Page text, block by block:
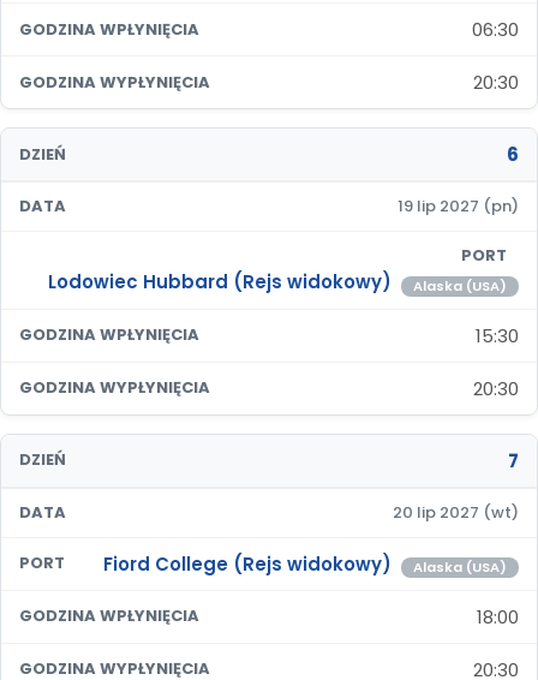
GODZINA WPŁYNIĘCIA 06:30
GODZINA WYPŁYNIĘCIA 20:30
DZIEŃ 6
DATA 19 lip 2027 (pn)
PORT
Lodowiec Hubbard (Rejs widokowy) Alaska (USA)
GODZINA WPŁYNIĘCIA 15:30
GODZINA WYPŁYNIĘCIA 20:30
DZIEŃ 7
DATA 20 lip 2027 (wt)
PORT Fiord College (Rejs widokowy) Alaska (USA)
GODZINA WPŁYNIĘCIA 18:00
GODZINA WYPŁYNIĘCIA 20:30